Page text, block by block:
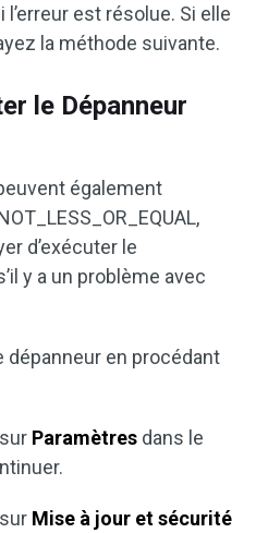
est résolue. Si elle
la méthode suivante.
le Dépanneur
également
d’exécuter le
y a un problème avec
en procédant
Paramètres dans le
Mise à jour et sécurité